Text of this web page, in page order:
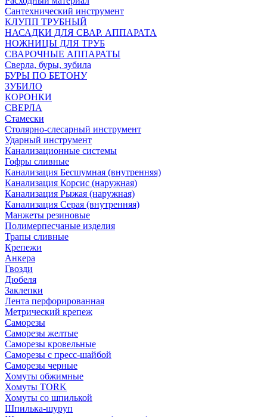
Сантехнический инструмент
КЛУПП ТРУБНЫЙ
НАСАДКИ ДЛЯ СВАР. АППАРАТА
НОЖНИЦЫ ДЛЯ ТРУБ
СВАРОЧНЫЕ АППАРАТЫ
Сверла, буры, зубила
БУРЫ ПО БЕТОНУ
ЗУБИЛО
КОРОНКИ
СВЕРЛА
Стамески
Столярно-слесарный инструмент
Ударный инструмент
Канализационные системы
Гофры сливные
Канализация Бесшумная (внутренняя)
Канализация Корсис (наружная)
Канализация Рыжая (наружная)
Канализация Серая (внутренняя)
Манжеты резиновые
Полимерпесчаные изделия
Трапы сливные
Крепежи
Анкера
Гвозди
Дюбеля
Заклепки
Лента перфорированная
Метрический крепеж
Саморезы
Саморезы желтые
Саморезы кровельные
Саморезы с пресс-шайбой
Саморезы черные
Хомуты обжимные
Хомуты TORK
Хомуты со шпилькой
Шпилька-шуруп